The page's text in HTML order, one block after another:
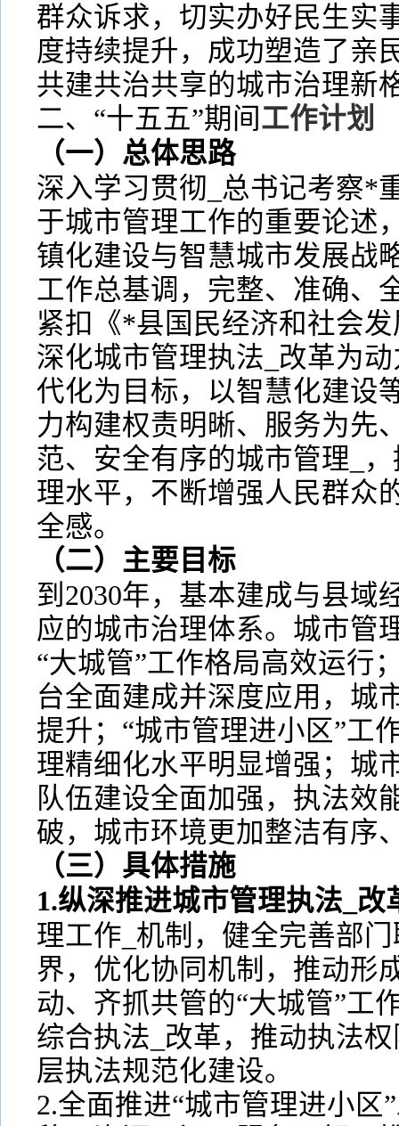
群众诉求，切实办好民生实
度持续提升，成功塑造了亲
共建共治共享的城市治理新
二、“十五五”期间 工作计划
（一）总体思路
深入学习贯彻_总书记考察*
于城市管理工作的重要论述
镇化建设与智慧城市发展战
工作总基调，完整、准确、
紧扣《*县国民经济和社会
深化城市管理执法_改革为
代化为目标，以智慧化建设
力构建权责明晰、服务为先
范、安全有序的城市管理_
理水平，不断增强人民群众
全感。
（二）主要目标
到2030年，基本建成与县域
应的城市治理体系。城市管
“大城管”工作格局高效运行
台全面建成并深度应用，城
提升；“城市管理进小区”工
理精细化水平明显增强；城
队伍建设全面加强，执法效
破，城市环境更加整洁有序
（三）具体措施
1.纵深推进城市管理执法_改
理工作_机制，健全完善部
界，优化协同机制，推动形
动、齐抓共管的“大城管”工
综合执法_改革，推动执法
层执法规范化建设。
2.全面推进“城市管理进小区